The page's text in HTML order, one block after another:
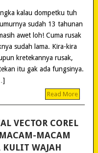
kalau dompetku tuh
sudah 13 tahunan
awet loh! Cuma rusak
sudah lama. Kira-kira
kretekannya rusak,
itu gak ada fungsinya.
Read More
VECTOR COREL
MACAM
KULIT WAJAH